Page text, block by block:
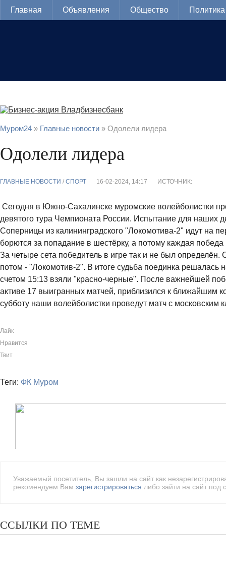
Главная Объявления Общество Политика
Муром24 » Главные новости » Одолели лидера
Одолели лидера
ГЛАВНЫЕ НОВОСТИ / CПОРТ 16-02-2024, 14:17 ИСТОЧНИК:
Сегодня в Южно-Сахалинске муромские волейболистки
девятого тура Чемпионата России. Испытание для наших
Соперницы из калининградского "Локомотива-2" идут на
борются за попадание в шестёрку, а потому каждая победа
За четыре сета победитель в игре так и не был
потом - "Локомотив-2". В итоге судьба поединка решалась
счетом 15:13 взяли "красно-черные". После важнейшей
активе 17 выигранных матчей, приблизился к ближайшим
субботу наши волейболистки проведут матч с московским
Лайк
Нравится
Твит
Теги: ФК Муром
Уважаемый посетитель, Вы зашли на сайт как
рекомендуем Вам зарегистрироваться либо зайти на сайт
ССЫЛКИ ПО ТЕМЕ